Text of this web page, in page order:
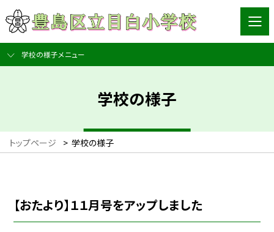
学校の様子メニュー
学校の様子
トップページ > 学校の様子
【おたより】１１月号をアップしました